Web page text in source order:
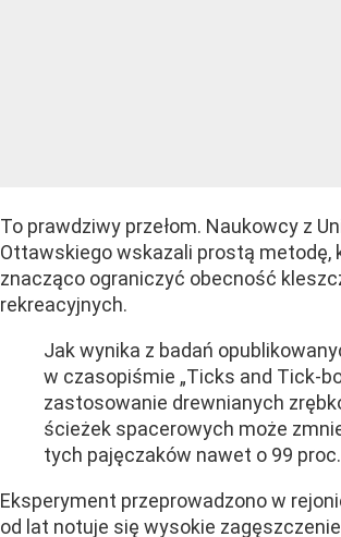
To prawdziwy przełom. Naukowcy z
Ottawskiego wskazali prostą metodę,
znacząco ograniczyć obecność
rekreacyjnych.
Jak wynika z badań
w czasopiśmie „Ticks and Tick-
zastosowanie drewnianych
ścieżek spacerowych może
tych pajęczaków nawet o 99 proc.
Eksperyment przeprowadzono w
od lat notuje się wysokie